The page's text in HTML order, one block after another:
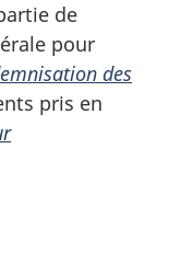
de
pour
des
pris en